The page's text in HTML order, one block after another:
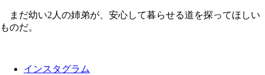
まだ幼い2人の姉弟が、安心して暮らせる道を探ってほしい
ものだ。
インスタグラム